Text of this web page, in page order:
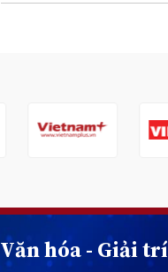
Văn hóa - Giải trí